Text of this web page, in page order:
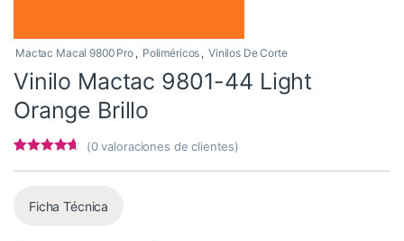
Mactac Macal 9800 Pro , Poliméricos , Vinilos De Corte
Vinilo Mactac 9801-44 Light
Orange Brillo
valoracione
s de
(0valoraciones de clientes)
Ficha Técnica